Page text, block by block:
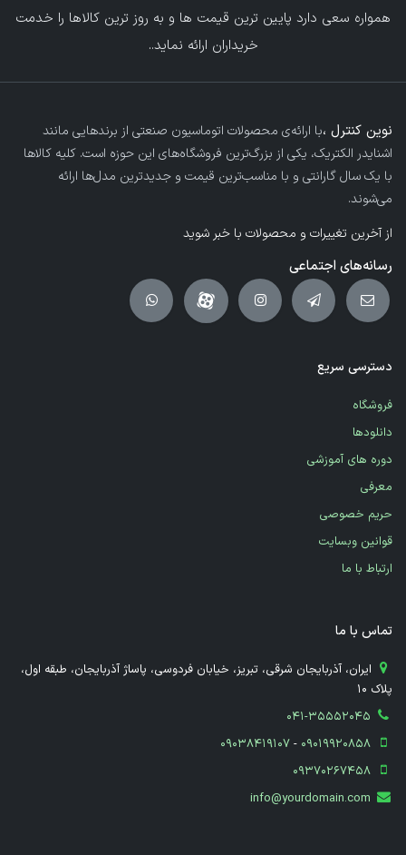
همواره سعی دارد پایین ترین قیمت ها و به روز ترین کالاها را خدمت
خریداران ارائه نماید..
نوین کنترل ،با ارائه‌ی محصولات اتوماسیون صنعتی از برندهایی مانند
اشنایدر الکتریک، یکی از بزرگ‌ترین فروشگاه‌های این حوزه است. کلیه کالاها
با یک سال گارانتی و با مناسب‌ترین قیمت و جدیدترین مدل‌ها ارائه
می‌شوند.
از آخرین تغییرات و محصولات با خبر شوید
رسانه‌های اجتماعی
دسترسی سریع
فروشگاه
دانلودها
دوره های آموزشی
معرفی
حریم خصوصی
قوانین وبسایت
ارتباط با ما
تماس با ما
​ ایران، آذربایجان شرقی، تبریز، خیابان فردوسی، پاساژ آذربایجان، طبقه اول،
پلاک 10
041-35552045
09038419107-09019920858
09370267458
info@yourdomain.com